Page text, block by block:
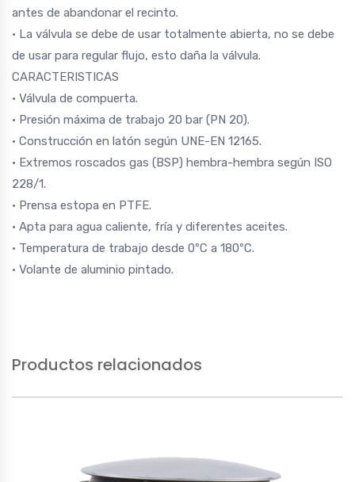
antes de abandonar el recinto.
• La válvula se debe de usar totalmente abierta, no se debe
de usar para regular flujo, esto daña la válvula.
CARACTERISTICAS
• Válvula de compuerta.
• Presión máxima de trabajo 20 bar (PN 20).
• Construcción en latón según UNE-EN 12165.
• Extremos roscados gas (BSP) hembra-hembra según ISO
228/1.
• Prensa estopa en PTFE.
• Apta para agua caliente, fría y diferentes aceites.
• Temperatura de trabajo desde 0ºC a 180ºC.
• Volante de aluminio pintado.
Productos relacionados